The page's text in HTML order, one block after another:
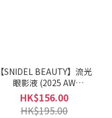
【SNIDEL BEAUTY】流光
眼影液 (2025 AW
COLLECTION)
HK$156.00
HK$195.00